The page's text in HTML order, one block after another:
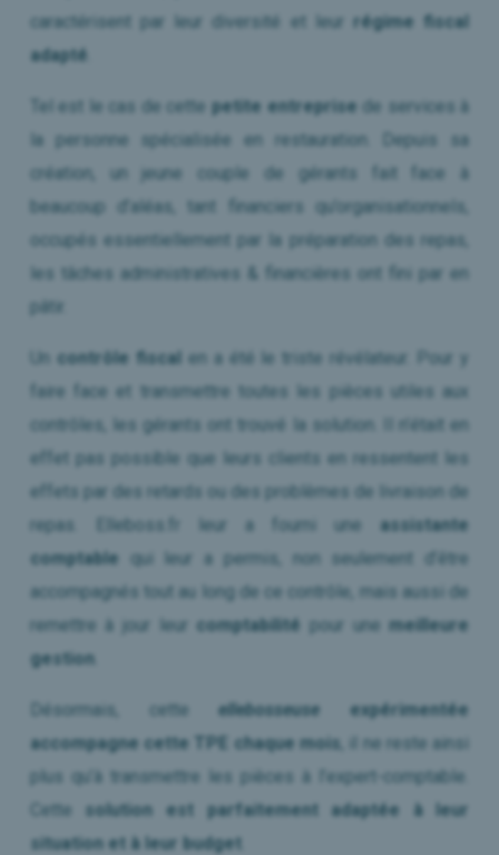
caractérisent par leur diversité et leur régime fiscal
adapté
Tel est le cas de cettepetite entreprise de services à
la personne spécialisée en restauration. Depuis sa
création, un jeune couple de gérants fait face à
beaucoup d’aléas, tant financiers qu’organisationnels,
occupés essentiellement par la préparation des repas,
les tâches administratives & financières ont fini par en
pâtir.
Un contrôle fiscal en a été le triste révélateur. Pour y
faire face et transmettre toutes les pièces utiles aux
contrôles, les gérants ont trouvé la solution. Il n’était en
effet pas possible que leurs clients en ressentent les
effets par des retards ou des problèmes de livraison de
repas. Elleboss.fr leur a fourni une assistante
comptable qui leur a permis, non seulement d’être
accompagnés tout au long de ce contrôle, mais aussi de
remettre à jour leur comptabilité pour unemeilleure
gestion.
Désormais, cetteellebosseuse expérimentée
accompagne cette TPE chaque mois , il ne reste ainsi
plus qu’à transmettre les pièces à l’expert-comptable.
Cette solution est parfaitement adaptée à leur
situation et à leur budget